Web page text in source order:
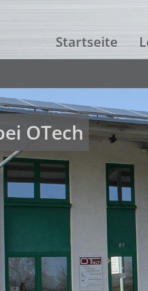
Startseite
OTech